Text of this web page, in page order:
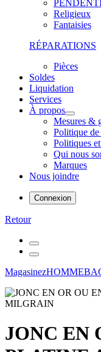
Religieux
Fantaisies
RÉPARATIONS
Pièces
Soldes
Liquidation
Services
À propos
Mesures &
Politique
Politiques
Qui nous
Marques
Nous joindre
Connexion
Retour
MagasinezHOMME
JONC EN